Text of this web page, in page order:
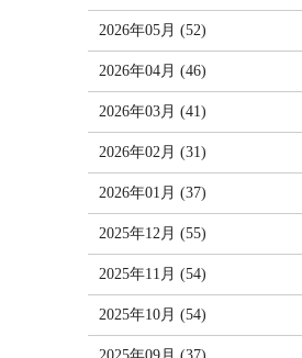
2026年05月 (52)
2026年04月 (46)
2026年03月 (41)
2026年02月 (31)
2026年01月 (37)
2025年12月 (55)
2025年11月 (54)
2025年10月 (54)